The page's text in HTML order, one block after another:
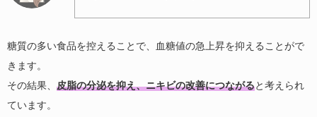
糖質の多い食品を控えることで、血糖値の急上昇を抑えることがで
きます。
その結果、 皮脂の分泌を抑え、ニキビの改善につながると考えられ
ています。